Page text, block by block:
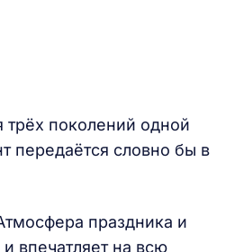
трёх поколений одной
передаётся словно бы в
праздника и
впечатляет на всю